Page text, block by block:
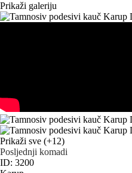
Prikaži galeriju
Prikaži sve (+12)
Posljednji komadi
ID: 3200